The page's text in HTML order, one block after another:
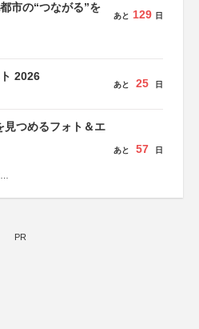
市の“つながる”を
あと 129 日
2026
あと 25 日
見つめるフォト＆エ
あと 57 日
PR